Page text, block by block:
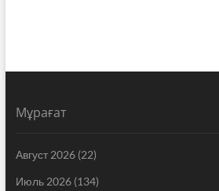
Мұрағат
Август 2026(22)
Июль 2026(134)